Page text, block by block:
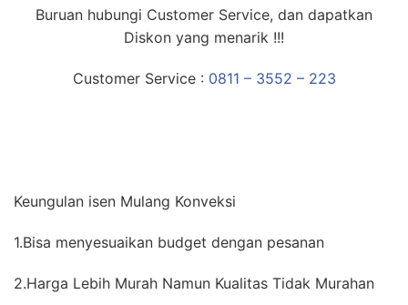
Buruan hubungi Customer Service, dan dapatkan
Diskon yang menarik !!!
Customer Service : 0811 – 3552 – 223
Keungulan isen Mulang Konveksi
1.Bisa menyesuaikan budget dengan pesanan
2.Harga Lebih Murah Namun Kualitas Tidak Murahan